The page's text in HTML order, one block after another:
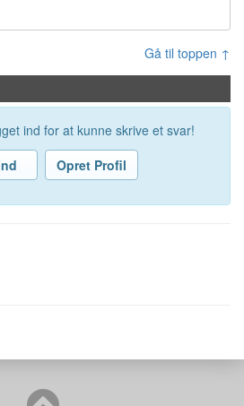
Gå til toppen ↑
ind for at kunne skrive et svar!
Opret Profil